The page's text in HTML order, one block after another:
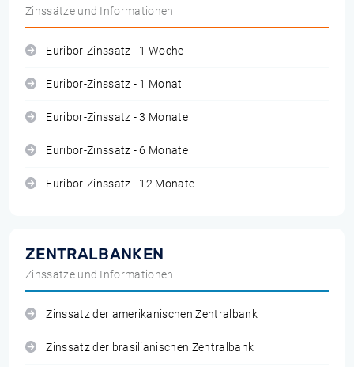
Zinssätze und Informationen
Euribor-Zinssatz - 1 Woche
Euribor-Zinssatz - 1 Monat
Euribor-Zinssatz - 3 Monate
Euribor-Zinssatz - 6 Monate
Euribor-Zinssatz - 12 Monate
ZENTRALBANKEN
Zinssätze und Informationen
Zinssatz der amerikanischen Zentralbank
Zinssatz der brasilianischen Zentralbank